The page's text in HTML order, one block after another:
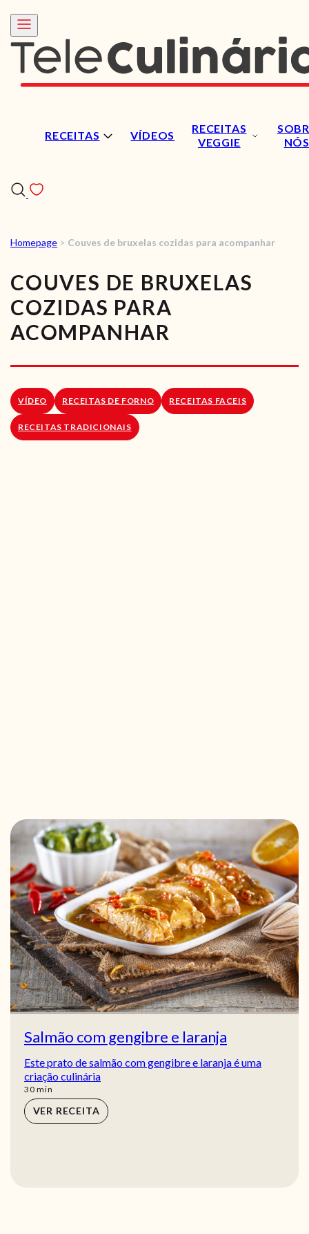
RECEITAS VÍDEOS
RECEITAS
VEGGIE
NÓS
RECEITAS
VÍDEOS
RECEITAS VEGGIE
LOJA ONLINE
Homepage > Couves de bruxelas cozidas para acompanhar
COUVES DE BRUXELAS
COZIDAS PARA
ACOMPANHAR
VÍDEO RECEITAS DE FORNO RECEITAS FACEIS
RECEITAS TRADICIONAIS
Salmão com gengibre e laranja
Este prato de salmão com gengibre e laranja é uma
criação culinária
30min
min
VER RECEITA